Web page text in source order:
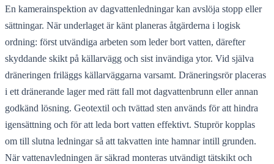
En kamerainspektion av dagvattenledningar kan avslöja stopp eller
sättningar. När underlaget är känt planeras åtgärderna i logisk
ordning: först utvändiga arbeten som leder bort vatten, därefter
skyddande skikt på källarvägg och sist invändiga ytor. Vid själva
dräneringen friläggs källarväggarna varsamt. Dräneringsrör placeras
i ett dränerande lager med rätt fall mot dagvattenbrunn eller annan
godkänd lösning. Geotextil och tvättad sten används för att hindra
igensättning och för att leda bort vatten effektivt. Stuprör kopplas
om till slutna ledningar så att takvatten inte hamnar intill grunden.
När vattenavledningen är säkrad monteras utvändigt tätskikt och